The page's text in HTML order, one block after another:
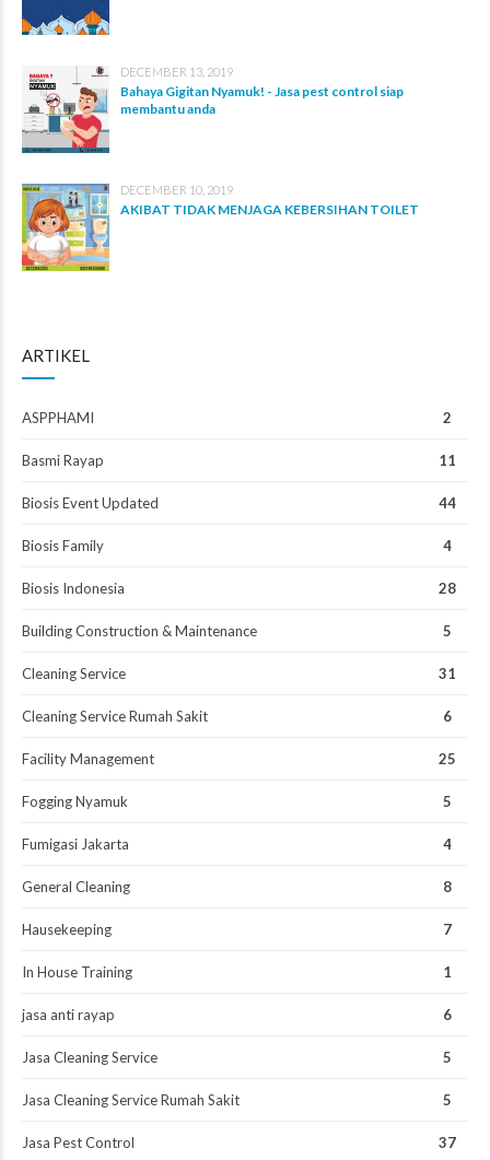
DECEMBER 13, 2019
Bahaya Gigitan Nyamuk! - Jasa pest control siap
membantu anda
DECEMBER 10, 2019
AKIBAT TIDAK MENJAGA KEBERSIHAN TOILET
ARTIKEL
ASPPHAMI 2
Basmi Rayap 11
Biosis Event Updated 44
Biosis Family 4
Biosis Indonesia 28
Building Construction & Maintenance 5
Cleaning Service 31
Cleaning Service Rumah Sakit 6
Facility Management 25
Fogging Nyamuk 5
Fumigasi Jakarta 4
General Cleaning 8
Hausekeeping 7
In House Training 1
jasa anti rayap 6
Jasa Cleaning Service 5
Jasa Cleaning Service Rumah Sakit 5
Jasa Pest Control 37